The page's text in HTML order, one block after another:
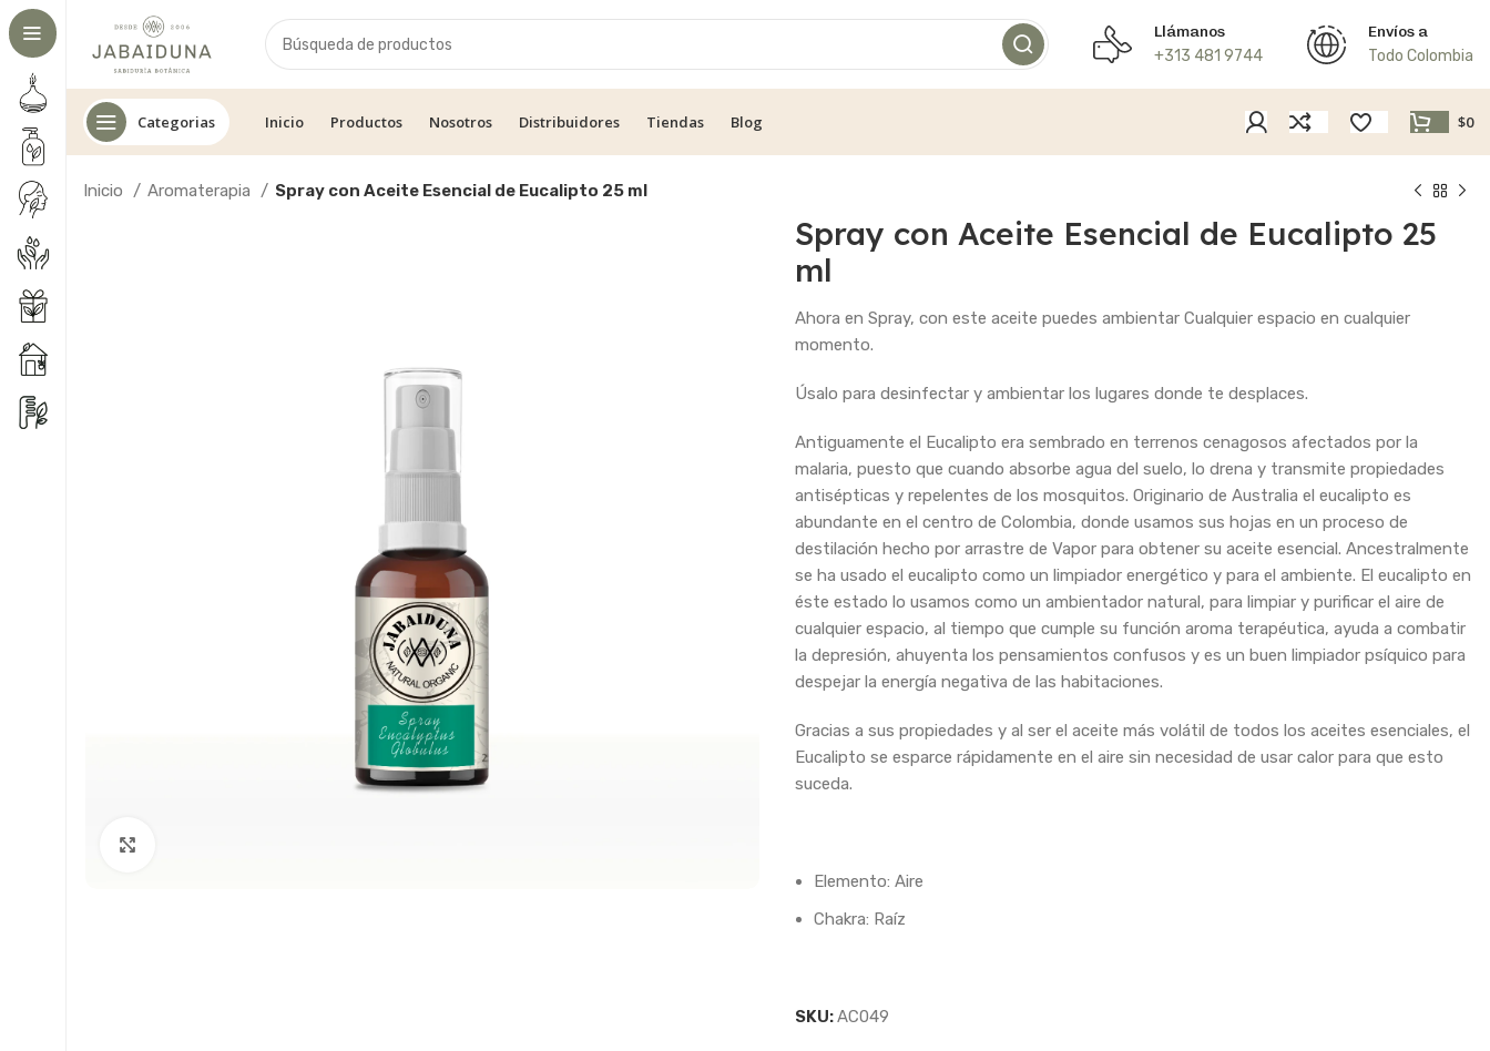
Llámanos
+313 481 9744
Envíos a
Todo Colombia
Categorias Inicio Productos Nosotros Distribuidores Tiendas Blog $0
Inicio Aromaterapia Spray con Aceite Esencial de Eucalipto 25 ml
Spray con Aceite Esencial de Eucalipto 25
ml
Ahora en Spray, con este aceite puedes ambientar Cualquier espacio en cualquier
momento.
Úsalo para desinfectar y ambientar los lugares donde te desplaces.
Antiguamente el Eucalipto era sembrado en terrenos cenagosos afectados por la
malaria, puesto que cuando absorbe agua del suelo, lo drena y transmite propiedades
antisépticas y repelentes de los mosquitos. Originario de Australia el eucalipto es
abundante en el centro de Colombia, donde usamos sus hojas en un proceso de
destilación hecho por arrastre de Vapor para obtener su aceite esencial. Ancestralmente
se ha usado el eucalipto como un limpiador energético y para el ambiente. El eucalipto en
éste estado lo usamos como un ambientador natural, para limpiar y purificar el aire de
cualquier espacio, al tiempo que cumple su función aroma terapéutica, ayuda a combatir
la depresión, ahuyenta los pensamientos confusos y es un buen limpiador psíquico para
despejar la energía negativa de las habitaciones.
Gracias a sus propiedades y al ser el aceite más volátil de todos los aceites esenciales, el
Eucalipto se esparce rápidamente en el aire sin necesidad de usar calor para que esto
suceda.
Elemento: Aire
Chakra: Raíz
SKU:AC049